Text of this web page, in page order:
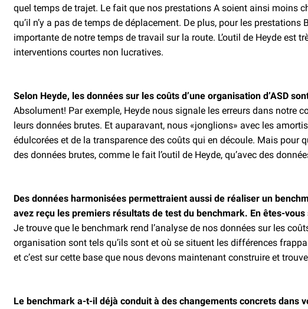
quel temps de trajet. Le fait que nos prestations A soient ainsi moins
qu’il n’y a pas de temps de déplacement. De plus, pour les
importante de notre temps de travail sur la route. L’outil de Heyde
interventions courtes non lucratives.
Selon Heyde, les données sur les coûts d’une organisation d’ASD
Absolument! Par exemple, Heyde nous signale les erreurs dans notre
leurs données brutes. Et auparavant, nous «jonglions» avec les
édulcorées et de la transparence des coûts qui en découle. Mais pour
des données brutes, comme le fait l’outil de Heyde, qu’avec des
Des données harmonisées permettraient aussi de réaliser un
avez reçu les premiers résultats de test du benchmark. En êtes-
Je trouve que le benchmark rend l’analyse de nos données sur les
organisation sont tels qu’ils sont et où se situent les différences
et c’est sur cette base que nous devons maintenant construire et
Le benchmark a-t-il déjà conduit à des changements concrets dans